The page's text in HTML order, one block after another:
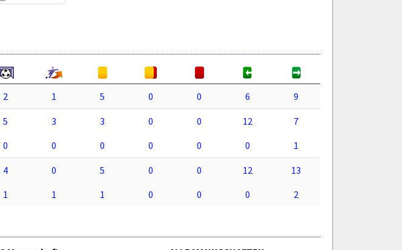
2 1 5 0 0 6 9
5 3 3 0 0 12
7
0 0 0 0 0 0 1
4 0 5 0 0 12
13
1 1 1 0 0 0 2